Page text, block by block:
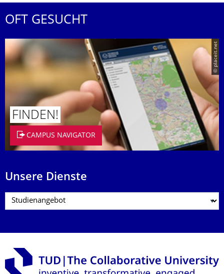
OFT GESUCHT
© placeit.net
FINDEN!
CAMPUS NAVIGATOR
Unsere Dienste